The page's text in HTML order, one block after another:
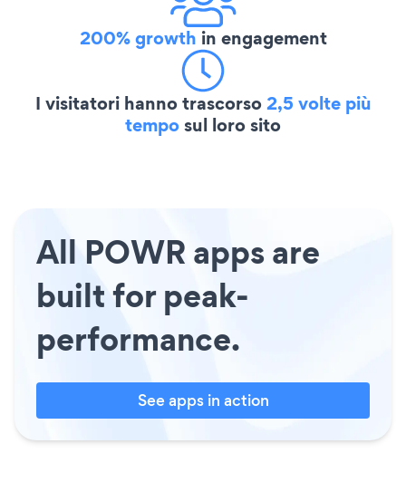
200% growth in engagement
I visitatori hanno trascorso2,5 volte più
temposul loro sito
All POWR apps are
built for peak-
performance.
See apps in action